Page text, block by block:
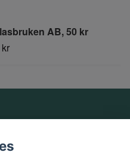
AB, 50 kr